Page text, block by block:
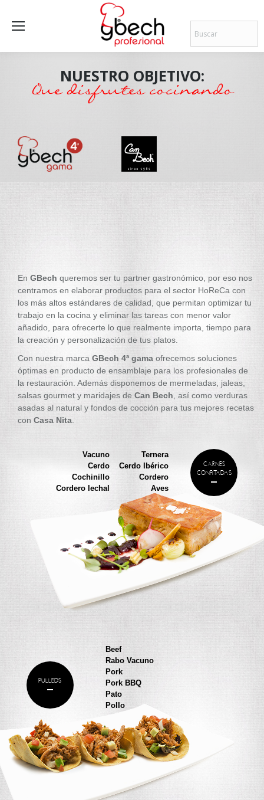
NUESTRO OBJETIVO:
Que disfrutes cocinando
CARNES
CONFITADAS
Vacuno
Ternera
Cerdo
Cerdo Ibérico
Cochinillo
Cordero
Cordero lechal
Aves
PULLEDS
Beef
Rabo Vacuno
Pork
Pork BBQ
Pato
Pollo
En GBech queremos ser tu partner gastronómico, por eso nos
centramos en elaborar productos para el sector HoReCa con
los más altos estándares de calidad, que permitan optimizar tu
trabajo en la cocina y eliminar las tareas con menor valor
añadido, para ofrecerte lo que realmente importa, tiempo para
la creación y personalización de tus platos.
Con nuestra marca GBech 4ª gama ofrecemos soluciones
óptimas en producto de ensamblaje para los profesionales de
la restauración. Además disponemos de mermeladas, jaleas,
salsas gourmet y maridajes de Can Bech , así como verduras
asadas al natural y fondos de cocción para tus mejores recetas
con Casa Nita